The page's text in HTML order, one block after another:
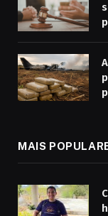
MAIS